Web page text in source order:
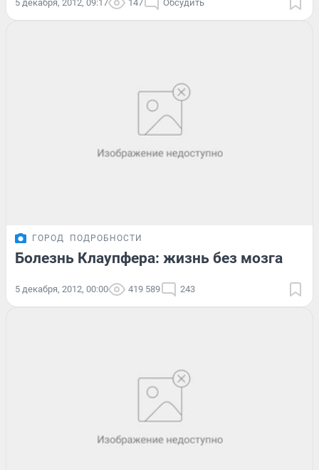
5 декабря, 2012, 09:17 147 Обсудить
ГОРОД ПОДРОБНОСТИ
Болезнь Клаупфера: жизнь без мозга
5 декабря, 2012, 00:00 419 589 243